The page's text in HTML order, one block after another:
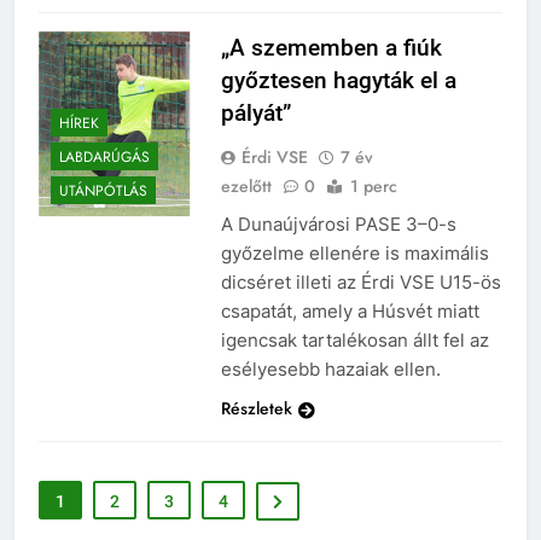
HÍREK
LABDARÚGÁS
UTÁNPÓTLÁS
„A szememben a fiúk
győztesen hagyták el a
pályát”
Érdi VSE
7 év
ezelőtt
0 1 perc
A Dunaújvárosi PASE 3–0-s
győzelme ellenére is maximális
dicséret illeti az Érdi VSE U15-ös
csapatát, amely a Húsvét miatt
igencsak tartalékosan állt fel az
esélyesebb hazaiak ellen.
Részletek
1 2 3 4